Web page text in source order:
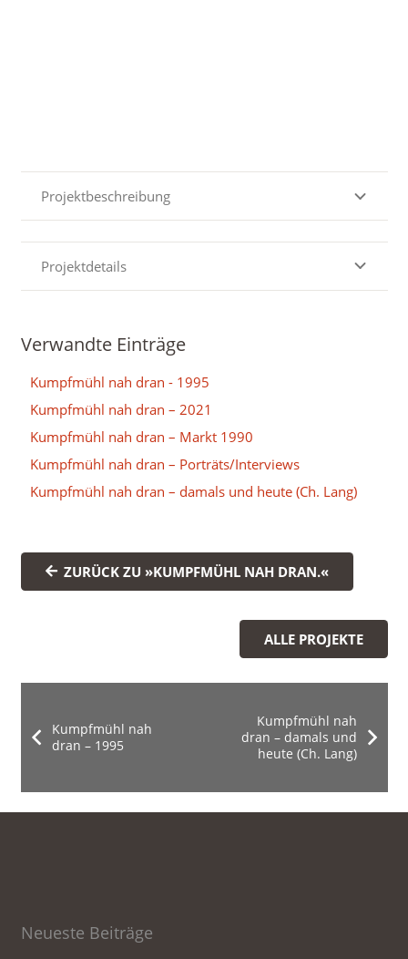
Projektbeschreibung
Projektdetails
Verwandte Einträge
Kumpfmühl nah dran - 1995
Kumpfmühl nah dran – 2021
Kumpfmühl nah dran – Markt 1990
Kumpfmühl nah dran – Porträts/Interviews
Kumpfmühl nah dran – damals und heute (Ch. Lang)
ZURÜCK ZU »KUMPFMÜHL NAH DRAN.«
ALLE PROJEKTE
Kumpfmühl nah
dran – 1995
Kumpfmühl nah
dran – damals und
heute (Ch. Lang)
Neueste Beiträge